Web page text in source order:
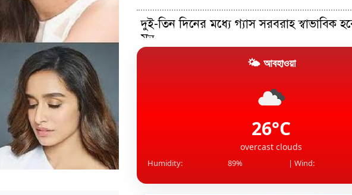
দুই-তিন দিনের মধ্যে গ্যাস সরবরাহ স্বাভাবিক
মন্...
১৫ আগস্টের মধ্যেই একীভূত পাঁচ ব্যাংক থেকে
সহকর্মীকে ধর্ষণ: তেহেলকার সাবেক সম্পাদকের
🌤 আবহাওয়া
26°C
overcast clouds
Humidity: 89% | Wind: